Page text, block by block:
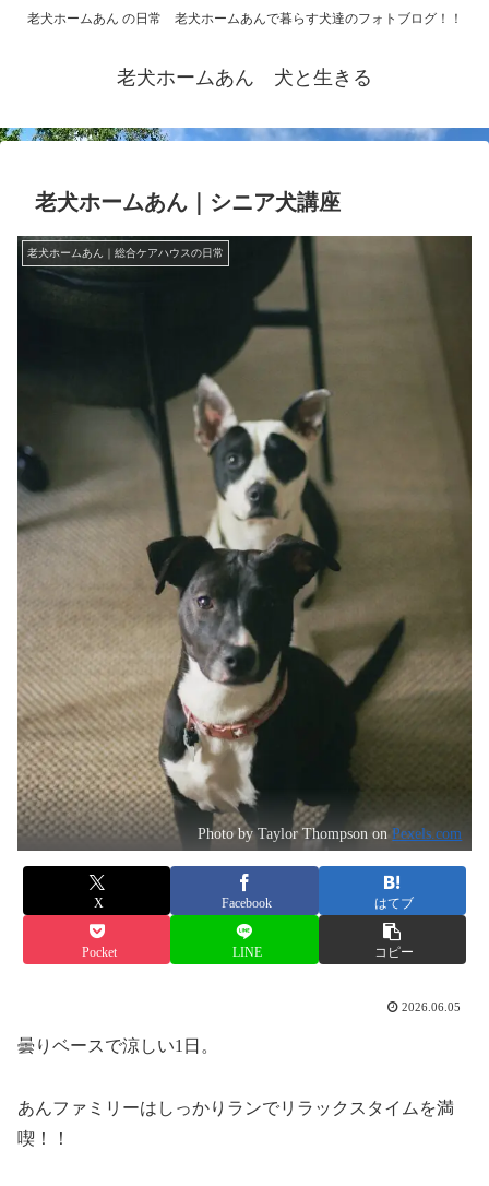
老犬ホームあん の日常 老犬ホームあんで暮らす犬達のフォトブログ！！
老犬ホームあん 犬と生きる
老犬ホームあん｜シニア犬講座
老犬ホームあん｜総合ケアハウスの日常
Photo by Taylor Thompson onPexels.com
X Facebook はてブ
Pocket LINE コピー
2026.06.05
曇りベースで涼しい1日。
あんファミリーはしっかりランでリラックスタイムを満
喫！！